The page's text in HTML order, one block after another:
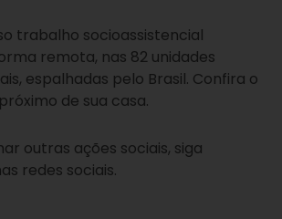
trabalho socioassistencial
remota, nas 82 unidades
espalhadas pelo Brasil. Confira o
de sua casa.
outras ações sociais, siga
redes sociais.